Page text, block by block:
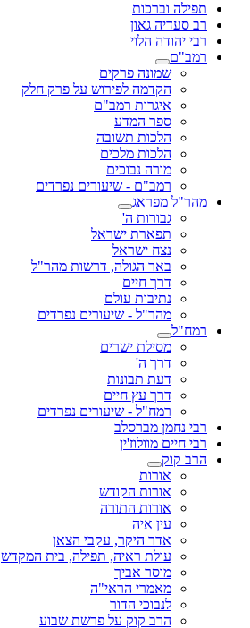
תפילה וברכות
רב סעדיה גאון
רבי יהודה הלוי
רמב"ם
שמונה פרקים
הקדמה לפירוש על פרק חלק
איגרות רמב"ם
ספר המדע
הלכות תשובה
הלכות מלכים
מורה נבוכים
רמב"ם - שיעורים נפרדים
מהר"ל מפראג
גבורות ה'
תפארת ישראל
נצח ישראל
באר הגולה, דרשות מהר"ל
דרך חיים
נתיבות עולם
מהר"ל - שיעורים נפרדים
רמח"ל
מסילת ישרים
דרך ה'
דעת תבונות
דרך עץ חיים
רמח"ל - שיעורים נפרדים
רבי נחמן מברסלב
רבי חיים מוולוז'ין
הרב קוק
אורות
אורות הקודש
אורות התורה
עין איה
אדר היקר, עקבי הצאן
עולת ראיה, תפילה, בית המקדש
מוסר אביך
מאמרי הראי"ה
לנבוכי הדור
הרב קוק על פרשת שבוע